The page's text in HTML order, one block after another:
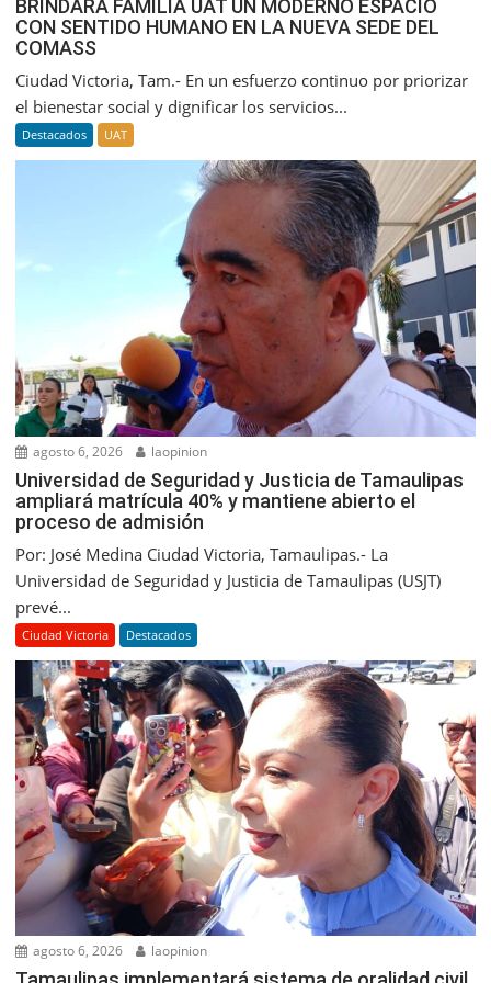
BRINDARÁ FAMILIA UAT UN MODERNO ESPACIO
CON SENTIDO HUMANO EN LA NUEVA SEDE DEL
COMASS
Ciudad Victoria, Tam.- En un esfuerzo continuo por priorizar
el bienestar social y dignificar los servicios...
Destacados UAT
agosto 6, 2026 laopinion
Universidad de Seguridad y Justicia de Tamaulipas
ampliará matrícula 40% y mantiene abierto el
proceso de admisión
Por: José Medina Ciudad Victoria, Tamaulipas.- La
Universidad de Seguridad y Justicia de Tamaulipas (USJT)
prevé...
Ciudad Victoria Destacados
agosto 6, 2026 laopinion